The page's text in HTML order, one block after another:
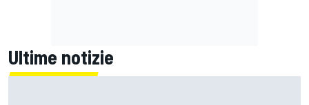
Ultime notizie